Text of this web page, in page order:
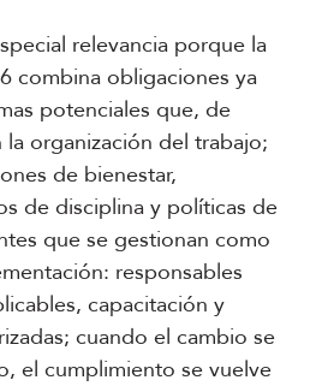
relevancia porque la
combina obligaciones ya
potenciales que, de
la organización del trabajo;
de bienestar,
de disciplina y políticas de
que se gestionan como
responsables
capacitación y
cuando el cambio se
el cumplimiento se vuelve